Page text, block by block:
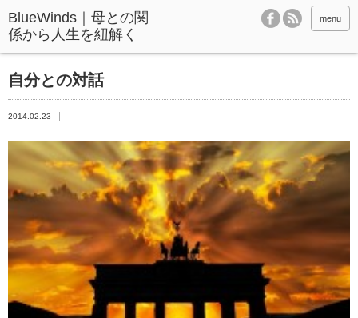
BlueWinds｜母との関
係から人生を紐解く
menu
自分との対話
2014.02.23